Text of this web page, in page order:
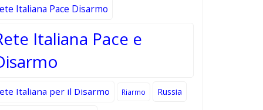
Italiana Pace Disarmo
Italiana Pace e
Italiana per il Disarmo Riarmo Russia